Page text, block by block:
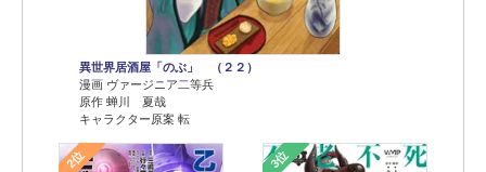
異世界居酒屋「のぶ」 （２２）
漫画 ヴァージニア二等兵
原作 蝉川 夏哉
キャラクター原案 転
2位 3位